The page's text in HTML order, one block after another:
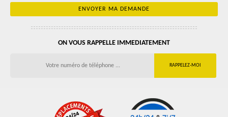
ON VOUS RAPPELLE IMMEDIATEMENT